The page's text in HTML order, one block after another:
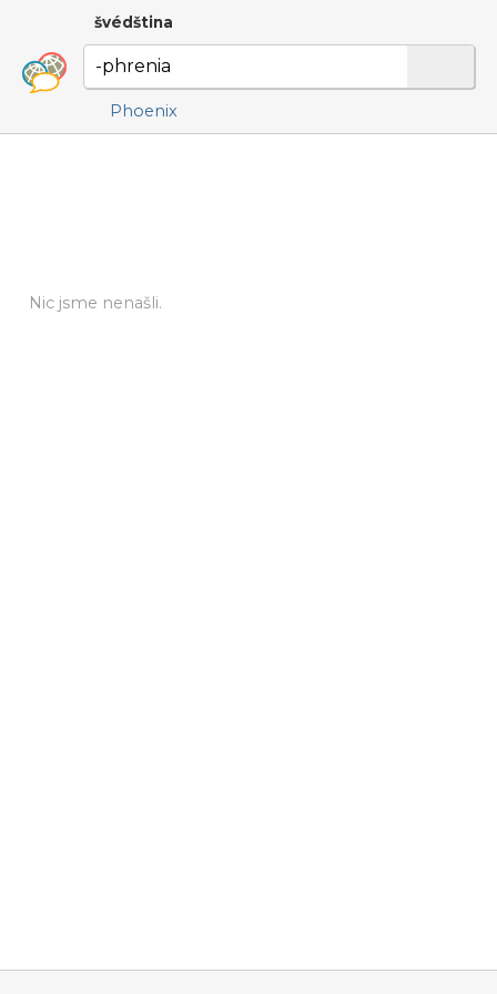
švédština
Phoenix
Nic jsme nenašli.